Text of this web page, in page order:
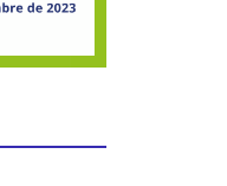
por sustraer
del